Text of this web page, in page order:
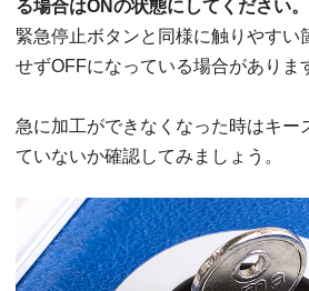
る場合はONの状態にしてください。
緊急停止ボタンと同様に触りやすい
せずOFFになっている場合がありま
急に加工ができなくなった時はキー
ていないか確認してみましょう。